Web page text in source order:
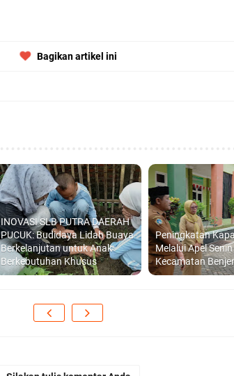
Bagikan artikel ini
INOVASI SLB PUTRA DAERAH
PUCUK: Budidaya Lidah Buaya
Berkelanjutan untuk Anak
Berkebutuhan Khusus
Peningkatan
Melalui Apel
Kecamatan